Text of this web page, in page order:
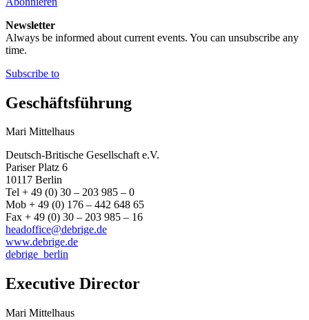
Newsletter
Always be informed about current events. You can unsubscribe any
time.
Subscribe to
Geschäftsführung
Mari Mittelhaus
Deutsch-Britische Gesellschaft e.V.
Pariser Platz 6
10117 Berlin
Tel + 49 (0) 30 – 203 985 – 0
Mob + 49 (0) 176 – 442 648 65
Fax + 49 (0) 30 – 203 985 – 16
headoffice@debrige.de
www.debrige.de
debrige_berlin
Executive Director
Mari Mittelhaus